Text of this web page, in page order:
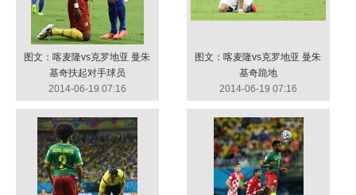
图文：喀麦隆vs克罗地亚 曼朱
基奇扶起对手球员
2014-06-19 07:16
图文：喀麦隆vs克罗地亚 曼朱
基奇跪地
2014-06-19 07:16